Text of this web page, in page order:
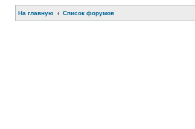
На главную Список форумов